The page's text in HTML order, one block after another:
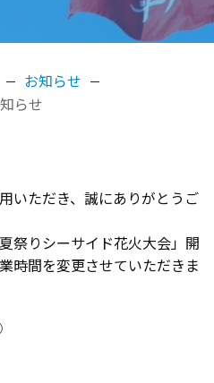
お知らせ
らせ
いただき、誠にありがとうご
祭りシーサイド花火大会」開
時間を変更させていただきま